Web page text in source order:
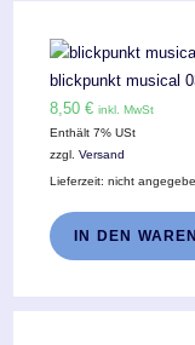
blickpunkt musical
8,50€ inkl. MwSt
Enthält 7% USt
zzgl.Versand
Lieferzeit: nicht
IN DEN